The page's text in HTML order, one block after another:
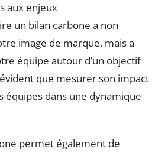
aux enjeux
un bilan carbone a non
image de marque, mais a
équipe autour d’un objectif
que mesurer son impact
équipes dans une dynamique
permet également de